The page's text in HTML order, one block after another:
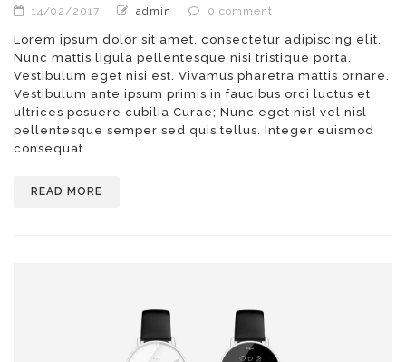
14/02/2017 admin 0 comment
Lorem ipsum dolor sit amet, consectetur adipiscing elit.
Nunc mattis ligula pellentesque nisi tristique porta.
Vestibulum eget nisi est. Vivamus pharetra mattis ornare.
Vestibulum ante ipsum primis in faucibus orci luctus et
ultrices posuere cubilia Curae; Nunc eget nisl vel nisl
pellentesque semper sed quis tellus. Integer euismod
consequat...
READ MORE